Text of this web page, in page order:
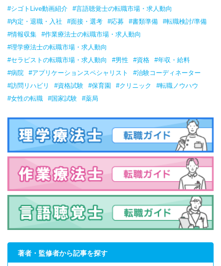
#シゴトLive動画紹介
#言語聴覚士の転職市場・求人動向
#内定・退職・入社
#面接・選考 #応募 #書類準備
#転職検討/準備
#情報収集
#作業療法士の転職市場・求人動向
#理学療法士の転職市場・求人動向
#セラピストの転職市場・求人動向
#男性 #資格
#年収・給料
#病院
#アプリケーションスペシャリスト
#治験コーディネーター
#訪問リハビリ
#資格試験 #保育園 #クリニック
#転職ノウハウ
#女性の転職
#国家試験 #薬局
著者・監修者から記事を探す